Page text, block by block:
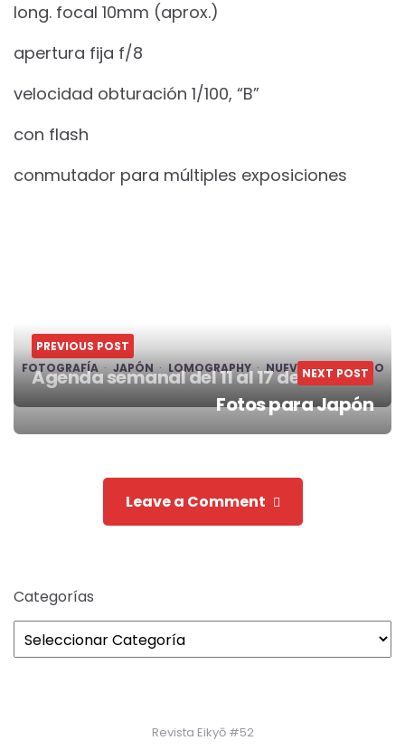
long. focal 10mm (aprox.)
apertura fija f/8
velocidad obturación 1/100, “B”
con flash
conmutador para múltiples exposiciones
FOTOGRAFÍA JAPÓN LOMOGRAPHY NUEVA SOLIDARIO
Post
navigation
PREVIOUS POST
Agenda semanal del 11 al 17 de abril
NEXT POST
Fotos para Japón
Leave a Comment
Categorías
Revista Eikyō #52